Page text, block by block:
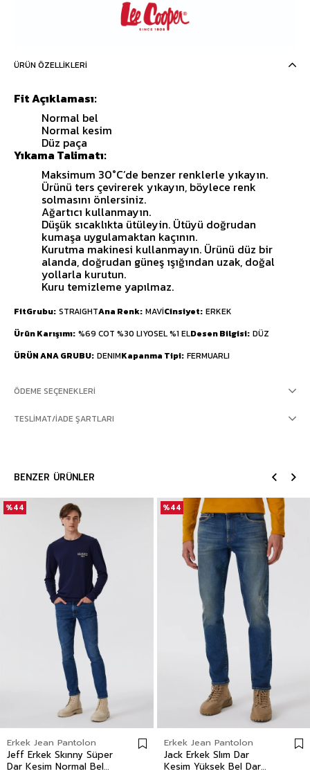
ÜRÜN ÖZELLIKLERI
Fit Açıklaması:
Normal bel
Normal kesim
Düz paça
Yıkama Talimatı:
Maksimum 30°C’de benzer renklerle yıkayın.
Ürünü ters çevirerek yıkayın, böylece renk
solmasını önlersiniz.
Ağartıcı kullanmayın.
Düşük sıcaklıkta ütüleyin. Ütüyü doğrudan
kumaşa uygulamaktan kaçının.
Kurutma makinesi kullanmayın. Ürünü düz bir
alanda, doğrudan güneş ışığından uzak, doğal
yollarla kurutun.
Kuru temizleme yapılmaz.
FitGrubu STRAIGHTAna Renk MAVİCinsiyet ERKEK
Ürün Karışımı %69 COT %30 LIYOSEL %1 ELDesen Bilgisi DÜZ
ÜRÜN ANA GRUBU DENIMKapanma Tipi FERMUARLI
ÖDEME SEÇENEKLERI
TESLIMAT/İADE ŞARTLARI
BENZER ÜRÜNLER
Erkek Jean Pantolon
Jeff Erkek Skınny Süper
Dar Kesim Normal Bel
%44
Erkek Jean Pantolon
Jack Erkek Slım Dar
Kesim Yüksek Bel Dar
%44